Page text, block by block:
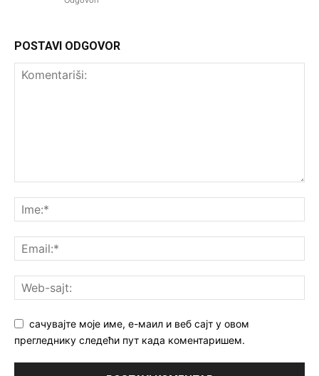
POSTAVI ODGOVOR
сачувајте моје име, е-маил и веб сајт у овом
прегледнику следећи пут када коментаришем.